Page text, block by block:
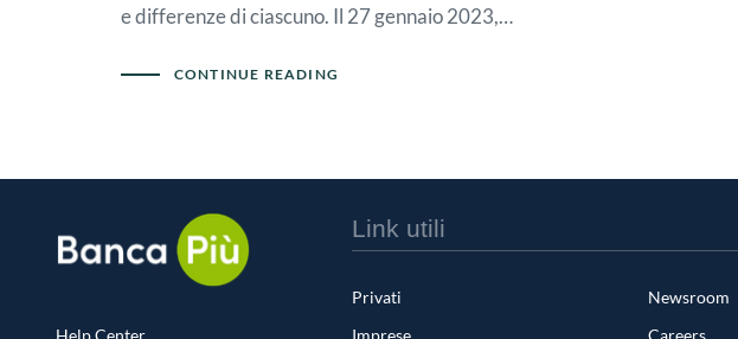
e differenze di ciascuno. Il 27 gennaio 2023,…
CONTINUE READING
Help Center
Link utili
Privati
Imprese
Newsroom
Careers